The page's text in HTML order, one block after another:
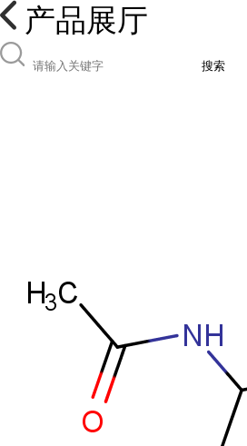
产品展厅
搜索